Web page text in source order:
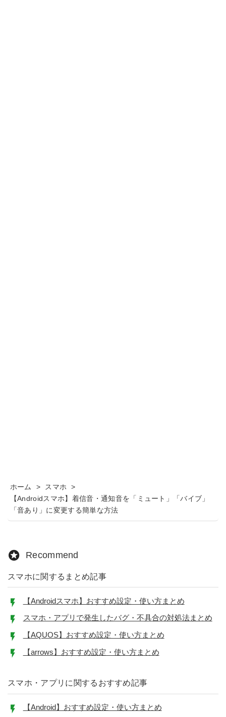
ホーム > スマホ
>
【Androidスマホ】着信音・通知音を「ミュート」「バイブ」
「音あり」に変更する簡単な方法
Recommend
スマホに関するまとめ記事
【Androidスマホ】おすすめ設定・使い方まとめ
スマホ・アプリで発生したバグ・不具合の対処法まとめ
【AQUOS】おすすめ設定・使い方まとめ
【arrows】おすすめ設定・使い方まとめ
スマホ・アプリに関するおすすめ記事
【Android】おすすめ設定・使い方まとめ